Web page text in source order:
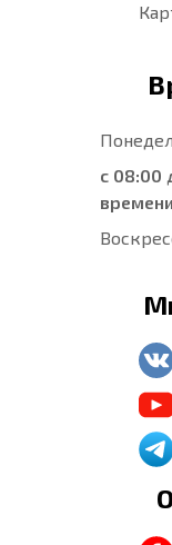
с 08:00